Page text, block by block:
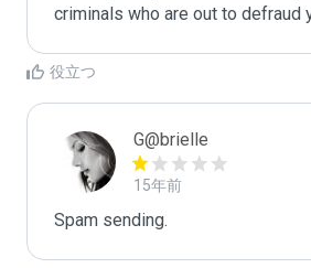
criminals who are out to defraud
役立つ
G@brielle
15年前
Spam sending.